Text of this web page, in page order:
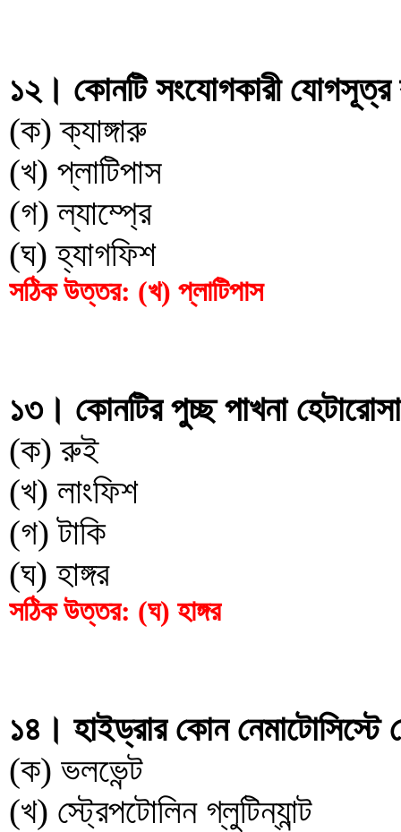
১২। কোনটি সংযোগকারী যোগসূত্র
(ক) ক্যাঙ্গারু
(খ) প্লাটিপাস
(গ) ল্যাম্প্রে
(ঘ) হ্যাগফিশ
সঠিক উত্তর: (খ) প্লাটিপাস
১৩। কোনটির পুচ্ছ পাখনা
(ক) রুই
(খ) লাংফিশ
(গ) টাকি
(ঘ) হাঙ্গর
সঠিক উত্তর: (ঘ) হাঙ্গর
১৪। হাইড্রার কোন নেমাটোসিস্টে
(ক) ভলভেন্ট
(খ) স্ট্রেপটোলিন গ্লুটিন্যান্ট